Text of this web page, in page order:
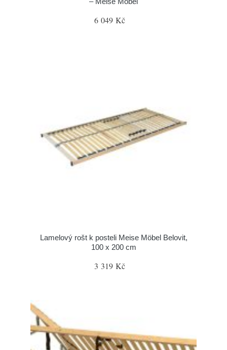
6 049 Kč
Lamelový rošt k posteli Meise Möbel Belovit,
100 x 200 cm
3 319 Kč